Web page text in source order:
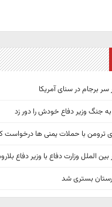
برجام در سنای آمریکا
به جنگ وزیر دفاع خودش را دور زد
ترومن با حملات یمنی ها
الملل وزارت دفاع با وزیر دفاع
بستری شد